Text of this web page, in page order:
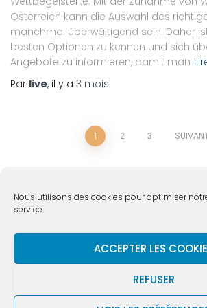
Nous utilisons des cookies pour optimiser
service.
ACCEPTER LES
REFUSER
Österreich kann die Auswahl des
manchmal überwältigend sein. Daher
besten Optionen zu kennen und sich
Angebote zu informieren, damit man
Par live, il y a 3 mois
1 2 3
VIE DE L’ÉGLISE QUI
NOUS SOUTENIR